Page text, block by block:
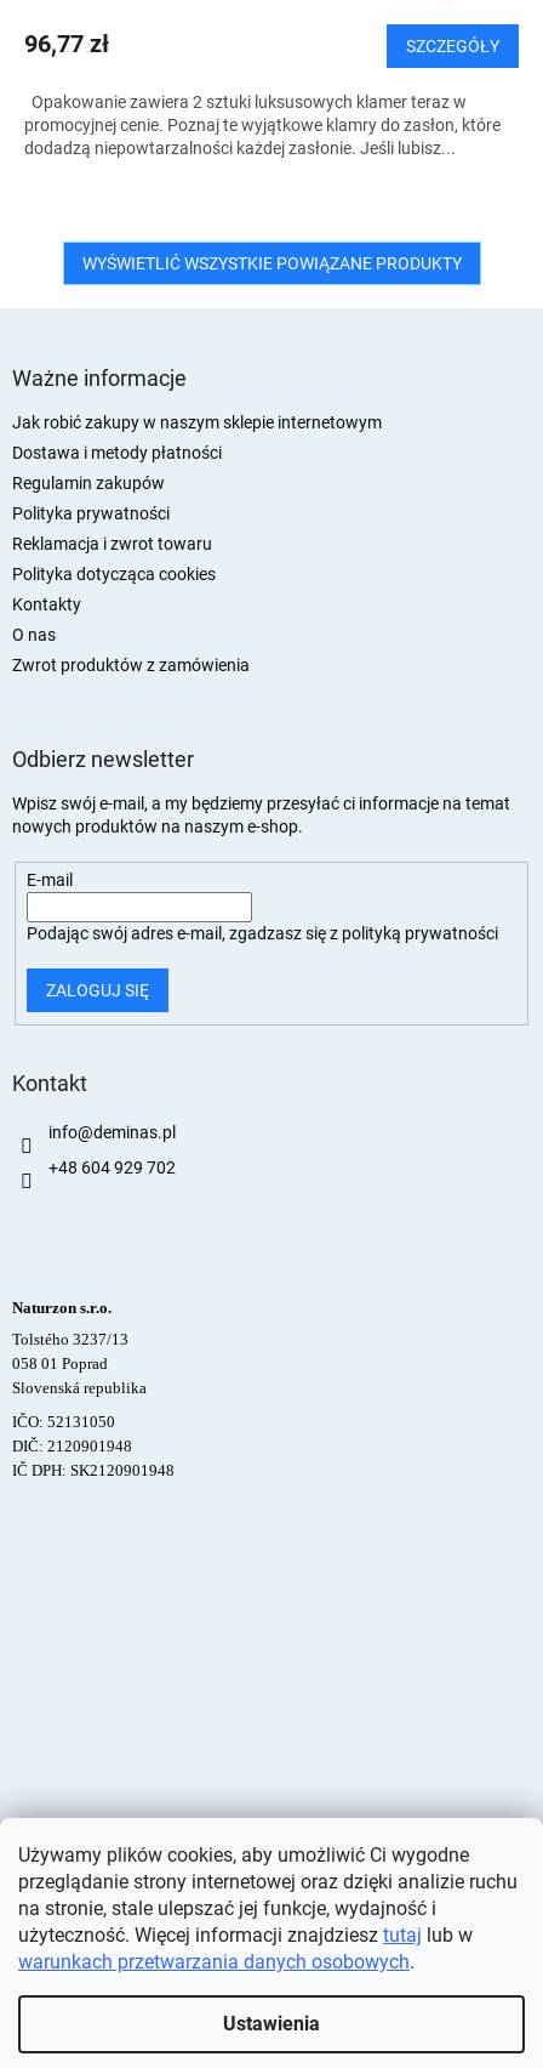
Używamy plików cookies, aby umożliwić Ci wygodne
przeglądanie strony internetowej oraz dzięki analizie ruchu
na stronie, stale ulepszać jej funkcje, wydajność i
użyteczność. Więcej informacji znajdziesz tutaj lub w
warunkach przetwarzania danych osobowych.
Ustawienia
96,77 zł SZCZEGÓŁY
Opakowanie zawiera 2 sztuki luksusowych klamer teraz w
promocyjnej cenie. Poznaj te wyjątkowe klamry do zasłon, które
dodadzą niepowtarzalności każdej zasłonie. Jeśli lubisz...
WYŚWIETLIĆ WSZYSTKIE POWIĄZANE PRODUKTY
Ważne informacje
Jak robić zakupy w naszym sklepie internetowym
Dostawa i metody płatności
Regulamin zakupów
Polityka prywatności
Reklamacja i zwrot towaru
Polityka dotycząca cookies
Kontakty
O nas
Zwrot produktów z zamówienia
Odbierz newsletter
Wpisz swój e-mail, a my będziemy przesyłać ci informacje na temat
nowych produktów na naszym e-shop.
E-mail
Podając swój adres e-mail, zgadzasz się z polityką prywatności
ZALOGUJ SIĘ
Kontakt
info@deminas.pl
+48 604 929 702
Naturzon s.r.o.
Tolstého 3237/13
058 01 Poprad
Slovenská republika
IČO: 52131050
DIČ: 2120901948
IČ DPH: SK2120901948